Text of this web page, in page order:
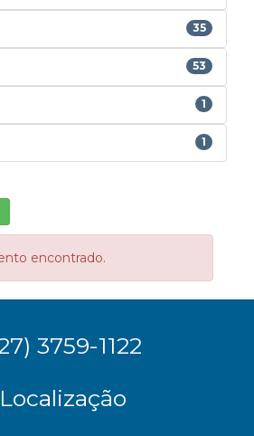
35
53
1
1
encontrado.
3759-1122
Localização